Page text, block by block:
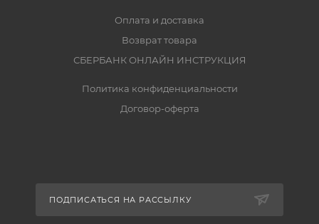
Оплата и доставка
Возврат товара
СБЕРБАНК ОНЛАЙН ИНСТРУКЦИЯ
Политика конфиденциальности
Договор-оферта
ПОДПИСАТЬСЯ НА РАССЫЛКУ